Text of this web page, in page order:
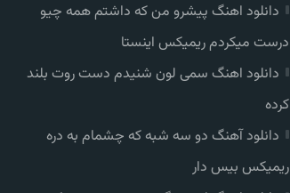
دانلود اهنگ پیشرو من که داشتم همه چیو
درست میکردم ریمیکس اینستا
دانلود اهنگ سمی لون شنیدم دست روت بلند
کرده
دانلود آهنگ دو سه شبه که چشمام به دره
ریمیکس بیس دار